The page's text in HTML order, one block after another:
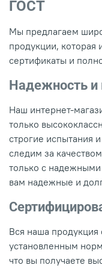
ГОСТ
Мы предлагаем
продукции,
сертификаты и
Надежность и
Наш интернет-
только
строгие испытания
следим за
только с
вам надежные и
Вся наша продукция
установленным
что вы получаете